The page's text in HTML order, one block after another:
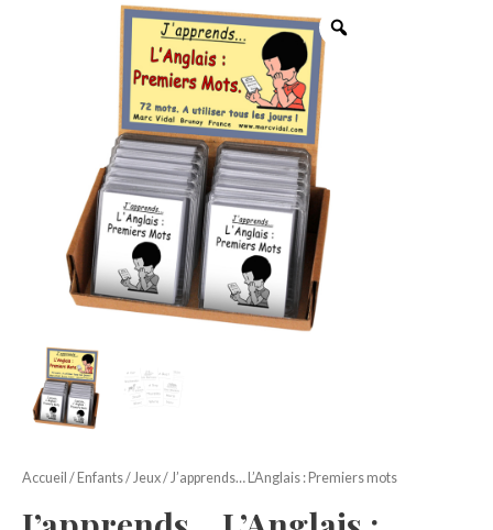
Accueil / Enfants/Jeux/ J’apprends… L’Anglais : Premiers mots